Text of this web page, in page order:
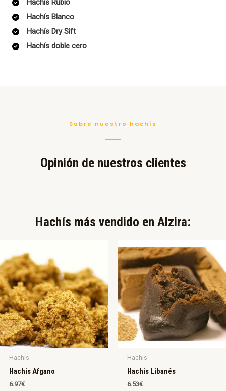
Hachís Rubio
Hachís Blanco
Hachís Dry Sift
Hachís doble cero
Sobre nuestro hachís
Opinión de nuestros clientes
Hachís más vendido en Alzira:​
Hachis
Hachis Afgano
6.97€
Hachis
Hachis Libanés
6.53€